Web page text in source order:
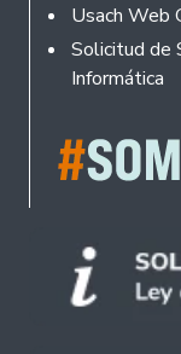
Usach Web
Solicitud de
Informática